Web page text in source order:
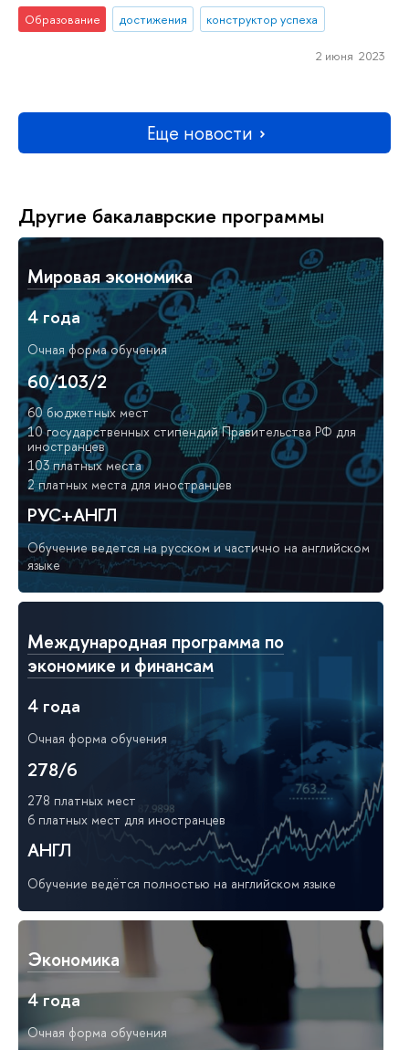
Образование достижения конструктор успеха
2 июня 2023
Еще новости
Другие бакалаврские программы
Мировая экономика
4 года
Очная форма обучения
60/103/2
60 бюджетных мест
10 государственных стипендий Правительства РФ для
иностранцев
103 платных места
2 платных места для иностранцев
РУС+АНГЛ
Обучение ведется на русском и частично на английском
языке
Международная программа по
экономике и финансам
4 года
Очная форма обучения
278/6
278 платных мест
6 платных мест для иностранцев
АНГЛ
Обучение ведётся полностью на английском языке
Экономика
4 года
Очная форма обучения